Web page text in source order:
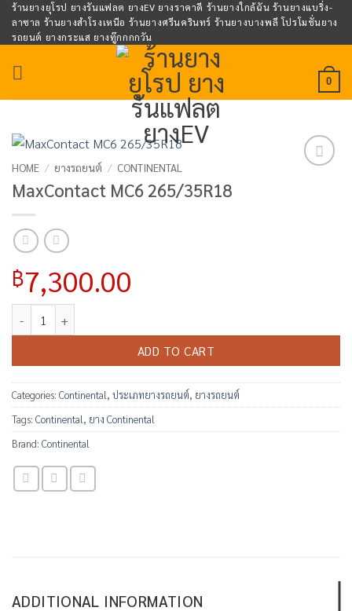
Skip
content
ร้านยางยุโรป ยางรันแฟลต ยางEV ยางราคาดี ร้านยางใกล้ฉัน ร้านยางแบริ่ง-
ลาซาล ร้านยางสำโรงเหนือ ร้านยางศรีนครินทร์ ร้านยางบางพลี โปรโมชั่นยาง
รถยนต์ ยางกระแส ยางทู๊กกกกวัน
0
HOME / ยางรถยนต์ / CONTINENTAL
MaxContact MC6 265/35R18
฿7,300.00
ADD TO CART
Categories: Continental, ประเภทยางรถยนต์, ยางรถยนต์
Tags: Continental, ยาง Continental
Brand: Continental
ADDITIONAL INFORMATION